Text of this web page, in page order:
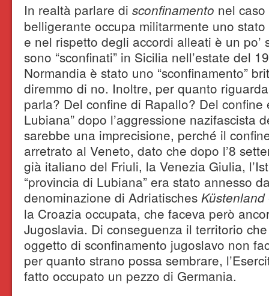
In realtà parlare di sconfinamento nel
belligerante occupa militarmente uno
e nel rispetto degli accordi alleati è un po’
sono “sconfinati” in Sicilia nell’estate del
Normandia è stato uno “sconfinamento”
diremmo di no. Inoltre, per quanto
parla? Del confine di Rapallo? Del confine
Lubiana” dopo l’aggressione nazifascista
sarebbe una imprecisione, perché il
arretrato al Veneto, dato che dopo l’8
già italiano del Friuli, la Venezia Giulia,
“provincia di Lubiana” era stato annesso
denominazione di Adriatisches Küstenland
la Croazia occupata, che faceva però
Jugoslavia. Di conseguenza il territorio
oggetto di sconfinamento jugoslavo non
per quanto strano possa sembrare,
fatto occupato un pezzo di Germania.